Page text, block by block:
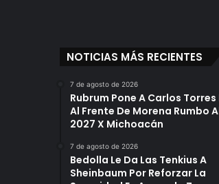
NOTICIAS MÁS RECIENTES
7 de agosto de 2026
Rubrum Pone A Carlos Torres
Al Frente De Morena Rumbo
2027 X Michoacán
7 de agosto de 2026
Bedolla Le Da Las Tenkius A
Sheinbaum Por Reforzar La